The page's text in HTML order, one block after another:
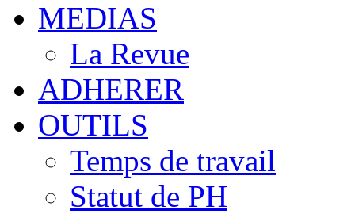
MEDIAS
La Revue
ADHERER
OUTILS
Temps de travail
Statut de PH